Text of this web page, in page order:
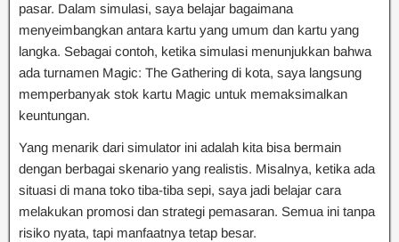
pasar. Dalam simulasi, saya belajar bagaimana
menyeimbangkan antara kartu yang umum dan kartu yang
langka. Sebagai contoh, ketika simulasi menunjukkan bahwa
ada turnamen Magic: The Gathering di kota, saya langsung
memperbanyak stok kartu Magic untuk memaksimalkan
keuntungan.
Yang menarik dari simulator ini adalah kita bisa bermain
dengan berbagai skenario yang realistis. Misalnya, ketika ada
situasi di mana toko tiba-tiba sepi, saya jadi belajar cara
melakukan promosi dan strategi pemasaran. Semua ini tanpa
risiko nyata, tapi manfaatnya tetap besar.